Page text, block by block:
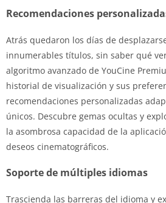
Recomendaciones
Atrás quedaron los días de
innumerables títulos, sin saber qué
algoritmo avanzado de YouCine
historial de visualización y sus
recomendaciones personalizadas
únicos. Descubre gemas ocultas y
la asombrosa capacidad de la
deseos cinematográficos.
Soporte de múltiples idiomas
Trascienda las barreras del idioma y